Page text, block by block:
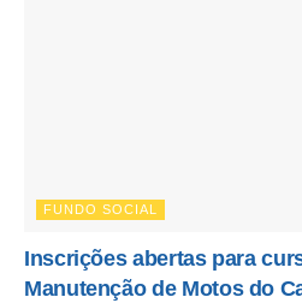
FUNDO SOCIAL
Inscrições abertas para
Manutenção de Motos do